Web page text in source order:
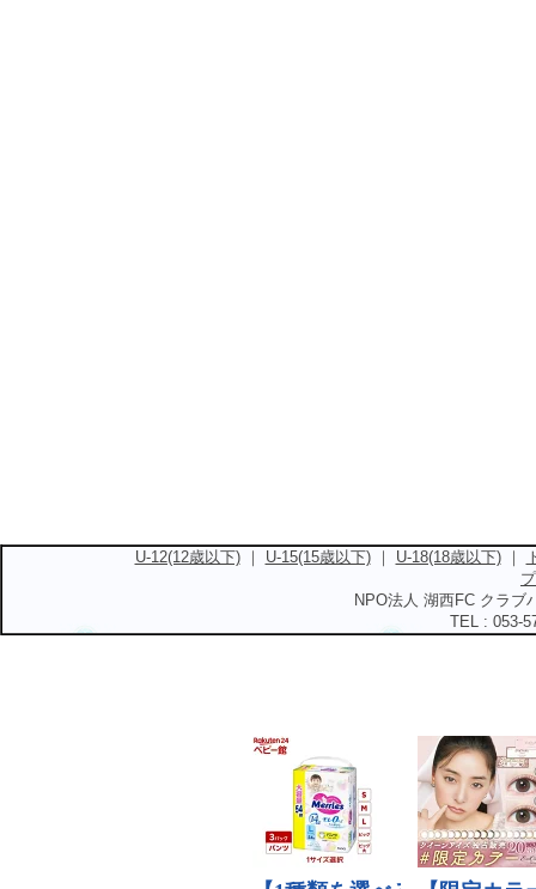
U-12(12歳以下)｜ U-15(15歳以下)｜ U-18(18歳以下)｜
NPO法人 湖西FC クラ
TEL : 053-